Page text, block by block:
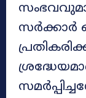
സർക്കാർ